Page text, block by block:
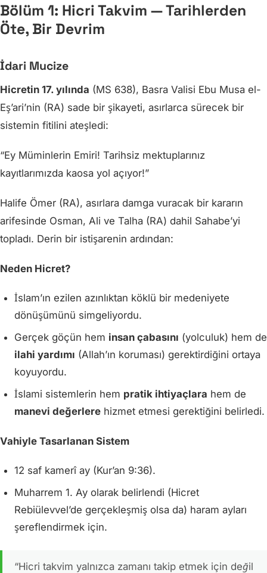
Bölüm 1: Hicri Takvim — Tarihlerden
Öte, Bir Devrim
İdari Mucize
Hicretin 17. yılında (MS 638), Basra Valisi Ebu Musa el-
Eş’ari’nin (RA) sade bir şikayeti, asırlarca sürecek bir
sistemin fitilini ateşledi:
“Ey Müminlerin Emiri! Tarihsiz mektuplarınız
kayıtlarımızda kaosa yol açıyor!”
Halife Ömer (RA), asırlara damga vuracak bir kararın
arifesinde Osman, Ali ve Talha (RA) dahil Sahabe’yi
topladı. Derin bir istişarenin ardından:
Neden Hicret?
İslam’ın ezilen azınlıktan köklü bir medeniyete
dönüşümünü simgeliyordu.
Gerçek göçün hem insan çabasını (yolculuk) hem de
ilahi yardımı (Allah’ın koruması) gerektirdiğini ortaya
koyuyordu.
İslami sistemlerin hem pratik ihtiyaçlara hem de
manevi değerlere hizmet etmesi gerektiğini belirledi.
Vahiyle Tasarlanan Sistem
12 saf kamerî ay (Kur’an 9:36).
Muharrem 1. Ay olarak belirlendi (Hicret
Rebiülevvel’de gerçekleşmiş olsa da) haram ayları
şereflendirmek için.
“Hicri takvim yalnızca zamanı takip etmek için değil